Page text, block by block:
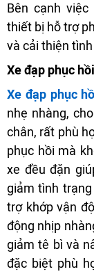
Bên cạnh
thiết bị hỗ trợ
và cải thiện
Xe đạp phục
Xe đạp phục
nhẹ nhàng,
chân, rất phù
phục hồi mà
xe đều đặn
giảm tình
trợ khớp vận
động nhịp
giảm tê bì và
đặc biệt phù